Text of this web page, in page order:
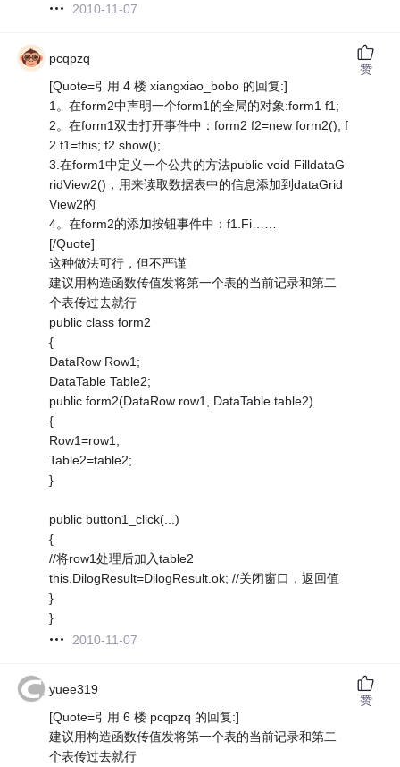
2010-11-07
pcqpzq
[Quote=引用 4 楼 xiangxiao_bobo 的回复:]
1。在form2中声明一个form1的全局的对象:form1 f1;
2。在form1双击打开事件中：form2 f2=new form2(); f
2.f1=this; f2.show();
3.在form1中定义一个公共的方法public void FilldataG
ridView2()，用来读取数据表中的信息添加到dataGrid
View2的
4。在form2的添加按钮事件中：f1.Fi……
[/Quote]
这种做法可行，但不严谨
建议用构造函数传值发将第一个表的当前记录和第二
个表传过去就行
public class form2
{
DataRow Row1;
DataTable Table2;
public form2(DataRow row1, DataTable table2)
{
Row1=row1;
Table2=table2;
}
public button1_click(...)
{
//将row1处理后加入table2
this.DilogResult=DilogResult.ok; //关闭窗口，返回值
}
}
2010-11-07
赞
yuee319
[Quote=引用 6 楼 pcqpzq 的回复:]
建议用构造函数传值发将第一个表的当前记录和第二
个表传过去就行
赞